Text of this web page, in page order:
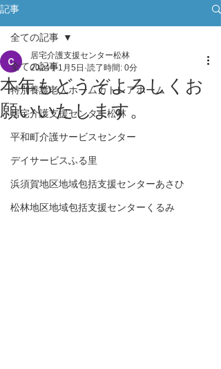
記事
全ての記事
特別養護老人ホームカトレアホーム
居宅介護支援センター松林
平和町介護サービスセンター
デイサービスふる里
浜須賀地区地域包括支援センターあさひ
松林地区地域包括支援センターくるみ
全ての記事
本年もどうぞよろしくお
願いいたします。
居宅介護支援センター松林
2024年1月5日 読了時間: 0分